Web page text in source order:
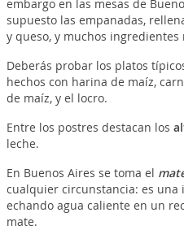
embargo en las mesas de
supuesto las empanadas,
y queso, y muchos ingredientes
Deberás probar los platos
hechos con harina de maíz,
de maíz, y el locro.
Entre los postres destacan los
leche.
En Buenos Aires se toma el
cualquier circunstancia: es
echando agua caliente en un
mate.